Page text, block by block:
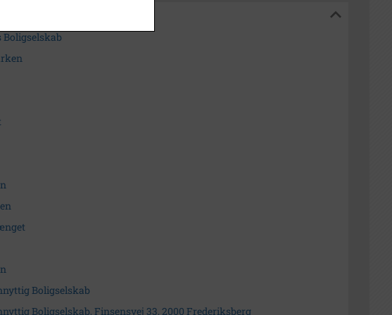
Boligselskab
Boligselskab
Boligselskab, Finsensvej 33, 2000 Frederiksberg